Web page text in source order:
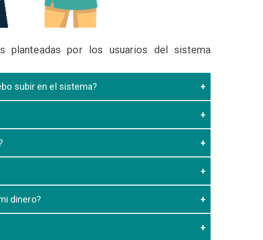
planteadas por los usuarios del sistema
subir en el sistema?
dinero?